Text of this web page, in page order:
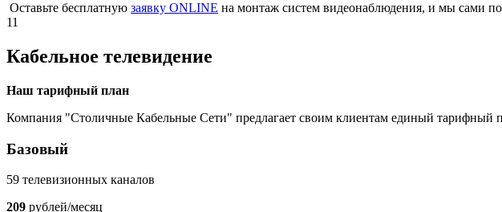
Оставьте бесплатную заявку ONLINE на монтаж систем видеонаблюдения, и мы сами
11
Кабельное телевидение
Наш тарифный план
Компания "Столичные Кабельные Сети" предлагает своим клиентам единый тарифный
Базовый
59 телевизионных каналов
209 рублей/месяц